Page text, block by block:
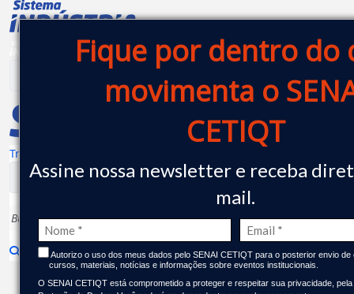
Fique por dentro do
movimenta o
CETIQT
Assine nossa newsletter e receba
mail.
Autorizo o uso dos meus dados pelo SENAI CETIQT para o posterior envio
cursos, materiais, notícias e informações sobre eventos institucionais.
O SENAI CETIQT está comprometido a proteger e respeitar sua privacidade, pela
Pular para o Conteúdo principal
SENAI CETIQT - Centro de
Transparência